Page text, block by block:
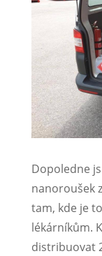
Dopoledne
nanoroušek z
tam, kde je
lékárníkům.
distribuovat